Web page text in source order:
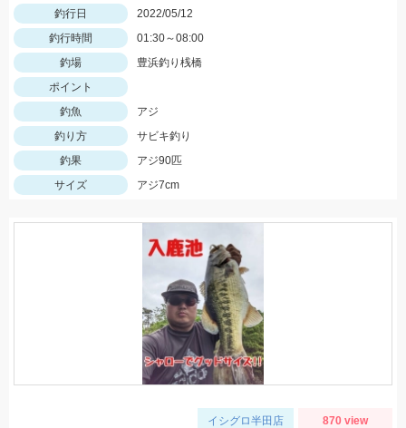
釣行日
2022/05/12
釣行時間
01:30～08:00
釣場
豊浜釣り桟橋
ポイント
釣魚
アジ
釣り方
サビキ釣り
釣果
アジ90匹
サイズ
アジ7cm
イシグロ半田店 870 view